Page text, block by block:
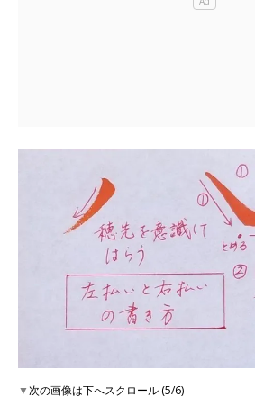
▼次の画像は下へスクロール (5/6)